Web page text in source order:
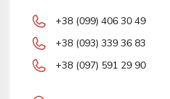
+38 (099) 406 30 49
+38 (093) 339 36 83
+38 (097) 591 29 90